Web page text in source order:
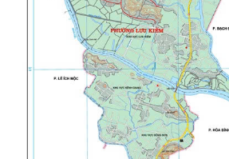
UBND phường Lưu Kiếm thông báo Về việc
kiểm tra hồ sơ đăng ký, cấp Giấy...
Niêm yết công khai về việc mất Quyết định
nhà ở của ông Trịnh Văn Tài tại...
THUẾ CƠ SỞ 1 THÀNH PHỐ HẢI PHÒNG
BÁO DOANH THU 6 THÁNG ĐẦU NĂM ĐỐI VỚI